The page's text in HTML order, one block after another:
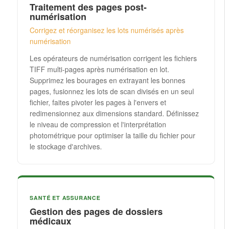
Traitement des pages post-
numérisation
Corrigez et réorganisez les lots numérisés après
numérisation
Les opérateurs de numérisation corrigent les fichiers
TIFF multi-pages après numérisation en lot.
Supprimez les bourages en extrayant les bonnes
pages, fusionnez les lots de scan divisés en un seul
fichier, faites pivoter les pages à l'envers et
redimensionnez aux dimensions standard. Définissez
le niveau de compression et l'interprétation
photométrique pour optimiser la taille du fichier pour
le stockage d'archives.
SANTÉ ET ASSURANCE
Gestion des pages de dossiers
médicaux